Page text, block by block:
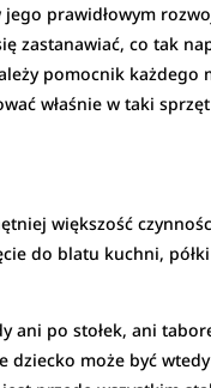
prawidłowym
zastanawiać, co tak
pomocnik każdego
właśnie w taki
większość
do blatu kuchni,
ani po stołek, ani
może być